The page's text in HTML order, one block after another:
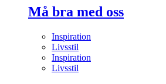
Må bra med oss
Inspiration
Livsstil
Inspiration
Livsstil